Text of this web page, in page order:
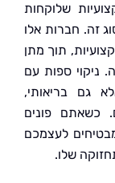
אלו
מתן
עם
פונים